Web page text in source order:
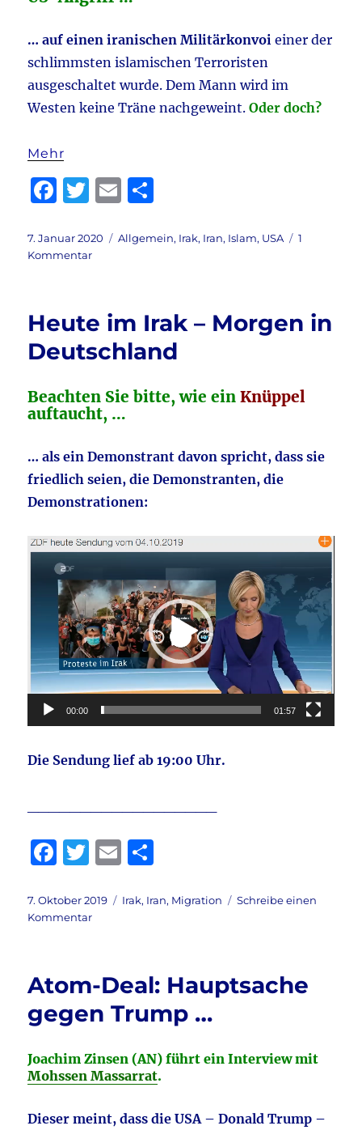
… auf einen iranischen Militärkonvoi einer der
schlimmsten islamischen Terroristen
ausgeschaltet wurde. Dem Mann wird im
Westen keine Träne nachgeweint.Oder doch?
Mehr
F
c
e
o
o
T
it
te
E
ai le
Veröffentlicht
am
7. Januar 2020 Kategorien
Allgemein, Irak, Iran, Islam, USA
1
Kommentarzu
–
USA
Heute im Irak – Morgen in
Deutschland
Beachten Sie bitte, wie einKnüppel
auftaucht, …
… als ein Demonstrant davon spricht, dass sie
friedlich seien, die Demonstranten, die
Demonstrationen:
Video-
Player
00:00 01:57
Die Sendung lief ab 19:00 Uhr.
F
c
e
o
o
k
T
it
te
E
ai le
Veröffentlicht
am
7. Oktober 2019 Kategorien
Irak, Iran, Migration
Schreibe einen
Kommentarzu
–
in
Atom-Deal: Hauptsache
gegen Trump …
Joachim Zinsen (AN) führt ein Interview mit
Mohssen Massarrat.
Dieser meint, dass die USA – Donald Trump –